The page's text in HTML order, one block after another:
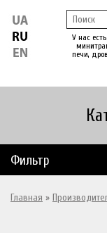
У нас
печи,
Фильтр
Главная »